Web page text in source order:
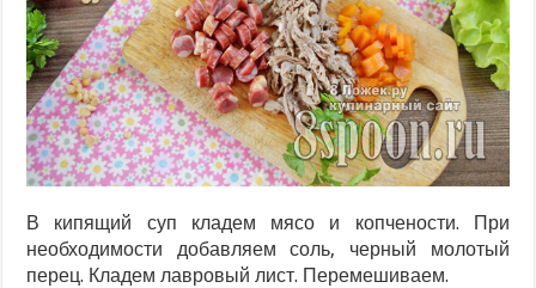
В кипящий суп кладем мясо и копчености. При
необходимости добавляем соль, черный молотый
перец. Кладем лавровый лист. Перемешиваем.